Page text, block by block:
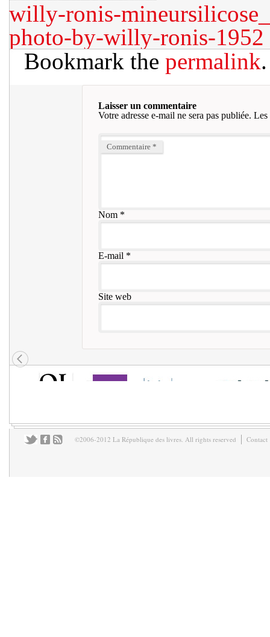
willy-ronis-
photo-by-willy-ronis-1952
Bookmark the permalink.
Laisser un commentaire
Votre adresse e-mail ne sera pas publiée. Les
Commentaire *
Nom*
E-mail *
Site web
©2006-2012 La République des livres. All rights reserved Contact